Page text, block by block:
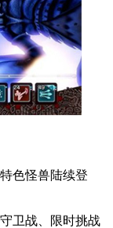
色怪兽陆续登
卫战、限时挑战